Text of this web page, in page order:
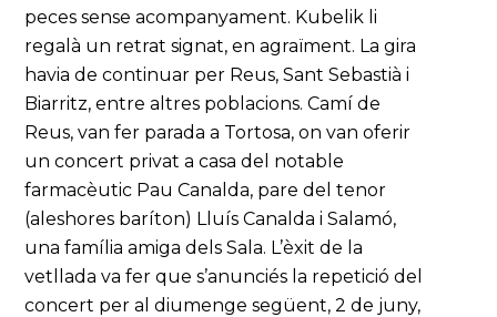
peces sense acompanyament. Kubelik li
regalà un retrat signat, en agraïment. La gira
havia de continuar per Reus, Sant Sebastià i
Biarritz, entre altres poblacions. Camí de
Reus, van fer parada a Tortosa, on van oferir
un concert privat a casa del notable
farmacèutic Pau Canalda, pare del tenor
(aleshores baríton) Lluís Canalda i Salamó,
una família amiga dels Sala. L’èxit de la
vetllada va fer que s’anunciés la repetició del
concert per al diumenge següent, 2 de juny,